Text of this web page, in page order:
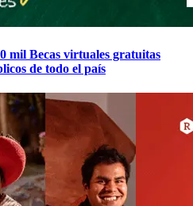
mil Becas virtuales gratuitas
de todo el país